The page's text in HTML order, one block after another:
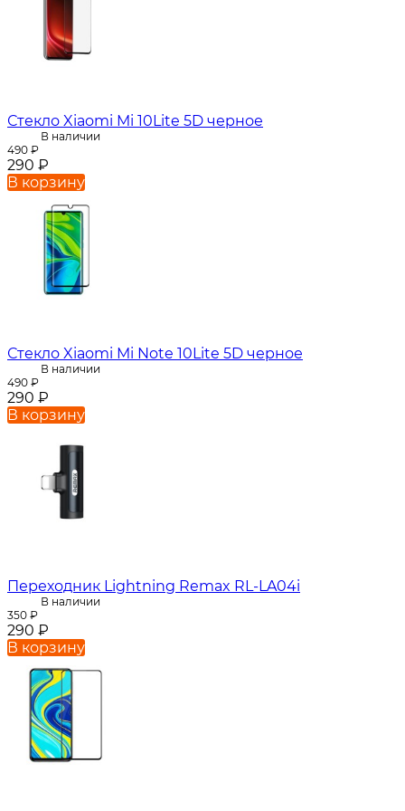
Стекло Xiaomi Mi 10Lite 5D черное
В наличии
490 ₽
290 ₽
В корзину
Стекло Xiaomi Mi Note 10Lite 5D черное
В наличии
490 ₽
290 ₽
В корзину
Переходник Lightning Remax RL-LA04i
В наличии
350 ₽
290 ₽
В корзину